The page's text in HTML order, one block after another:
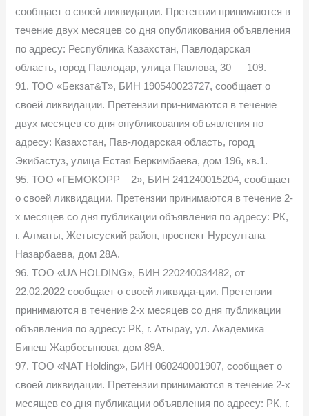
сообщает о своей ликвидации. Претензии принимаются в
течение двух месяцев со дня опубликования объявления
по адресу: Республика Казахстан, Павлодарская
область, город Павлодар, улица Павлова, 30 — 109.
91. ТОО «Бекзат&T», БИН 190540023727, сообщает о
своей ликвидации. Претензии при-нимаются в течение
двух месяцев со дня опубликования объявления по
адресу: Казахстан, Пав-лодарская область, город
Экибастуз, улица Естая Беркимбаева, дом 196, кв.1.
95. ТОО «ГЕМОКОРР – 2», БИН 241240015204, сообщает
о своей ликвидации. Претензии принимаются в течение 2-
х месяцев со дня публикации объявления по адресу: РК,
г. Алматы, Жетысуский район, проспект Нурсултана
Назарбаева, дом 28А.
96. TOO «UA HOLDING», БИН 220240034482, от
22.02.2022 сообщает о своей ликвида-ции. Претензии
принимаются в течение 2-х месяцев со дня публикации
объявления по адресу: РК, г. Атырау, ул. Академика
Бинеш Жарбосынова, дом 89А.
97. TOO «NAT Holding», БИН 060240001907, сообщает о
своей ликвидации. Претензии принимаются в течение 2-х
месящев со дня публикации объявления по адресу: РК, г.